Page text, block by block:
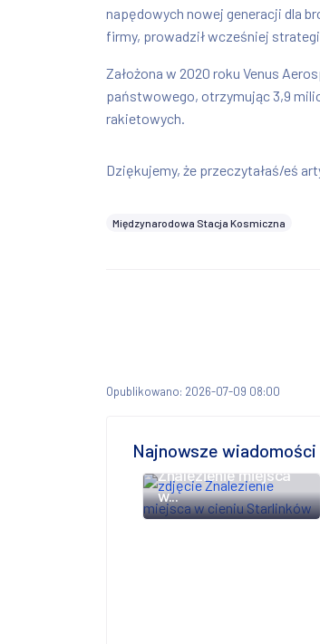
napędowych nowej generacji dla
firmy, prowadził wcześniej
Założona w 2020 roku Venus
państwowego, otrzymując 3,9
rakietowych.
Dziękujemy, że przeczytałaś/eś
Międzynarodowa Stacja Kosmiczna
Opublikowano: 2026-07-09 08:00
Najnowsze wiadomości
Znalezienie miejsca
w...